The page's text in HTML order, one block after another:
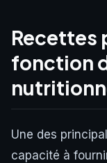
Recettes
fonction
Une des
capacité à